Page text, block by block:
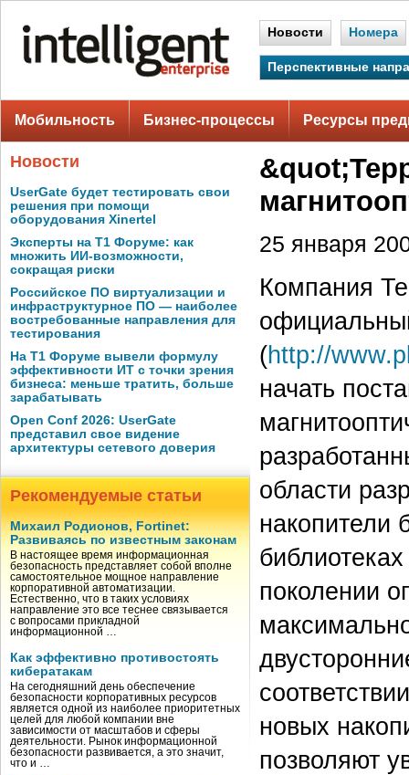
Новости Номера
Перспективные
Мобильность Бизнес-процессы Ресурсы
Новости
UserGate будет тестировать свои
решения при помощи
оборудования Xinertel
Эксперты на Т1 Форуме: как
множить ИИ-возможности,
сокращая риски
Российское ПО виртуализации и
инфраструктурное ПО — наиболее
востребованные направления для
тестирования
На Т1 Форуме вывели формулу
эффективности ИТ с точки зрения
бизнеса: меньше тратить, больше
зарабатывать
Open Conf 2026: UserGate
представил свое видение
архитектуры сетевого доверия
Рекомендуемые статьи
Михаил Родионов, Fortinet:
Развиваясь по известным законам
В настоящее время информационная
безопасность представляет собой вполне
самостоятельное мощное направление
корпоративной автоматизации.
Естественно, что в таких условиях
направление это все теснее связывается
с вопросами прикладной
информационной …
Как эффективно противостоять
кибератакам
На сегодняшний день обеспечение
безопасности корпоративных ресурсов
является одной из наиболее приоритетных
целей для любой компании вне
зависимости от масштабов и сферы
деятельности. Рынок информационной
безопасности развивается, а это значит,
что и …
25 января
Компания
(http://
начать
области
накопители
поколении
новых
позволяют